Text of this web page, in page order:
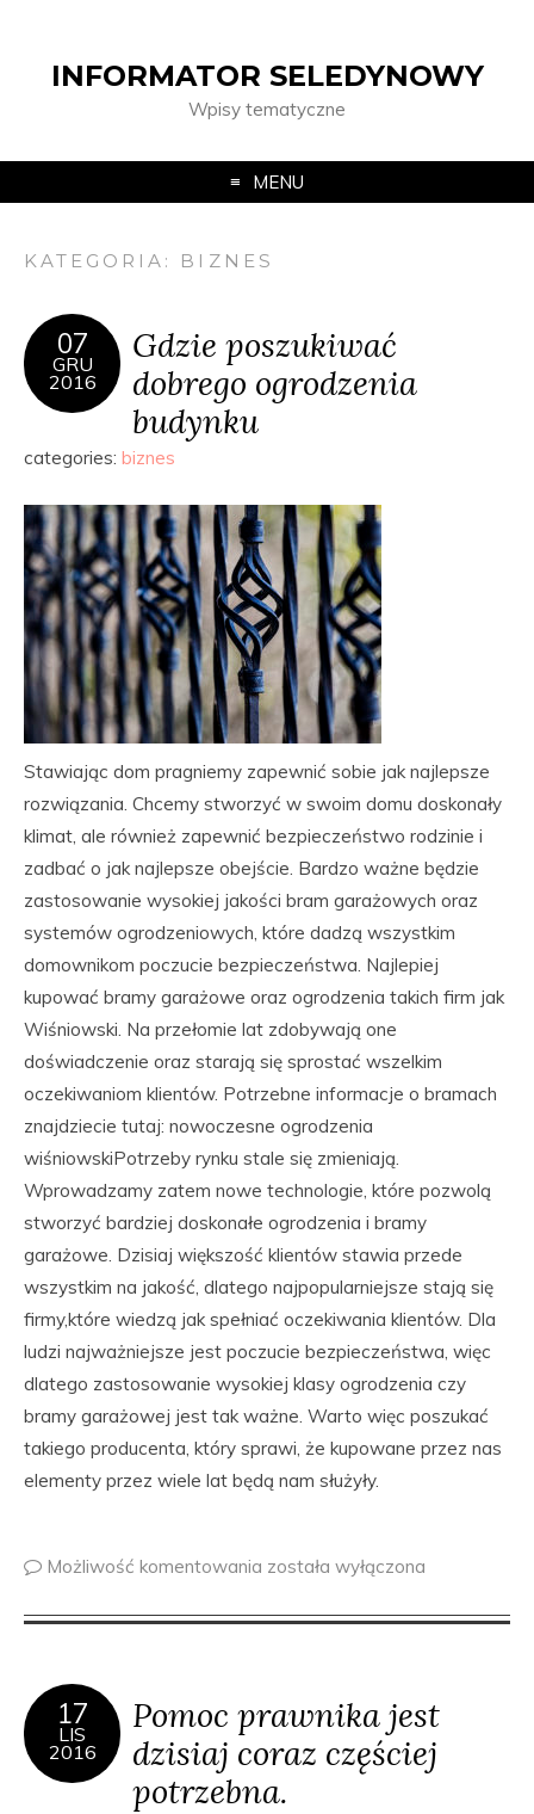
INFORMATOR SELEDYNOWY
Wpisy tematyczne
MENU
KATEGORIA: BIZNES
07
GRU
2016
Gdzie poszukiwać
dobrego ogrodzenia
budynku
categories: biznes
Stawiając dom pragniemy zapewnić sobie jak najlepsze
rozwiązania. Chcemy stworzyć w swoim domu doskonały
klimat, ale również zapewnić bezpieczeństwo rodzinie i
zadbać o jak najlepsze obejście. Bardzo ważne będzie
zastosowanie wysokiej jakości bram garażowych oraz
systemów ogrodzeniowych, które dadzą wszystkim
domownikom poczucie bezpieczeństwa. Najlepiej
kupować bramy garażowe oraz ogrodzenia takich firm jak
Wiśniowski. Na przełomie lat zdobywają one
doświadczenie oraz starają się sprostać wszelkim
oczekiwaniom klientów. Potrzebne informacje o bramach
znajdziecie tutaj: nowoczesne ogrodzenia
wiśniowskiPotrzeby rynku stale się zmieniają.
Wprowadzamy zatem nowe technologie, które pozwolą
stworzyć bardziej doskonałe ogrodzenia i bramy
garażowe. Dzisiaj większość klientów stawia przede
wszystkim na jakość, dlatego najpopularniejsze stają się
firmy,które wiedzą jak spełniać oczekiwania klientów. Dla
ludzi najważniejsze jest poczucie bezpieczeństwa, więc
dlatego zastosowanie wysokiej klasy ogrodzenia czy
bramy garażowej jest tak ważne. Warto więc poszukać
takiego producenta, który sprawi, że kupowane przez nas
elementy przez wiele lat będą nam służyły.
Możliwość komentowania została wyłączona
17
LIS
2016
Pomoc prawnika jest
dzisiaj coraz częściej
potrzebna.